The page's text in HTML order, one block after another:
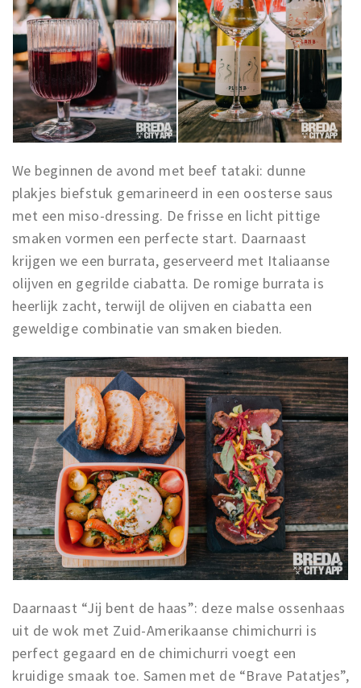
We beginnen de avond met beef tataki: dunne
plakjes biefstuk gemarineerd in een oosterse saus
met een miso-dressing. De frisse en licht pittige
smaken vormen een perfecte start. Daarnaast
krijgen we een burrata, geserveerd met Italiaanse
olijven en gegrilde ciabatta. De romige burrata is
heerlijk zacht, terwijl de olijven en ciabatta een
geweldige combinatie van smaken bieden.
Daarnaast “Jij bent de haas”: deze malse ossenhaas
uit de wok met Zuid-Amerikaanse chimichurri is
perfect gegaard en de chimichurri voegt een
kruidige smaak toe. Samen met de “Brave Patatjes”,